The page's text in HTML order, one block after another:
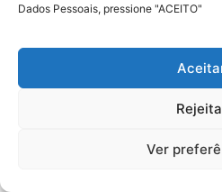
Dados Pessoais, pressione "ACEITO"
Ver